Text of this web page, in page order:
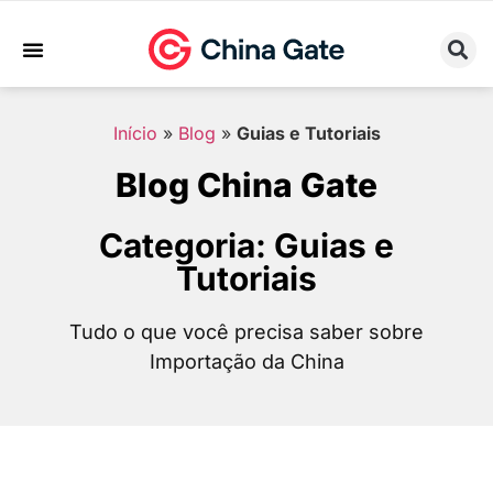
Início » Blog » Guias e Tutoriais
Blog China Gate
Categoria: Guias e
Tutoriais
Tudo o que você precisa saber sobre
Importação da China